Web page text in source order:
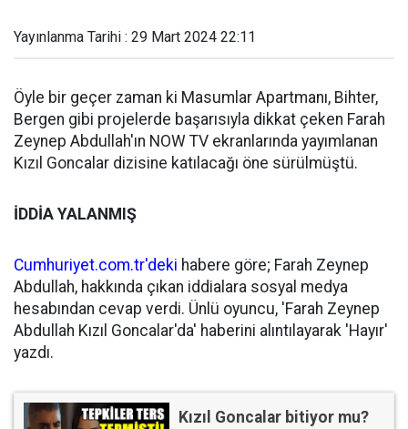
Yayınlanma Tarihi : 29 Mart 2024 22:11
Öyle bir geçer zaman ki Masumlar Apartmanı, Bihter,
Bergen gibi projelerde başarısıyla dikkat çeken Farah
Zeynep Abdullah'ın NOW TV ekranlarında yayımlanan
Kızıl Goncalar dizisine katılacağı öne sürülmüştü.
İDDİA YALANMIŞ
Cumhuriyet.com.tr'deki habere göre; Farah Zeynep
Abdullah, hakkında çıkan iddialara sosyal medya
hesabından cevap verdi. Ünlü oyuncu, 'Farah Zeynep
Abdullah Kızıl Goncalar'da' haberini alıntılayarak 'Hayır'
yazdı.
Kızıl Goncalar bitiyor mu?